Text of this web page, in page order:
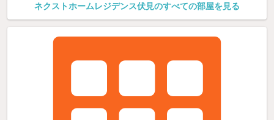
ネクストホームレジデンス伏見のすべての部屋を見る